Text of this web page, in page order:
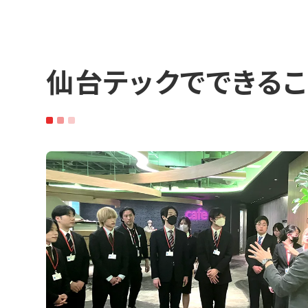
仙台テックでできる